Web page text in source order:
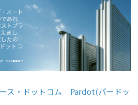
ス・ドットコム Pardot(パードッ